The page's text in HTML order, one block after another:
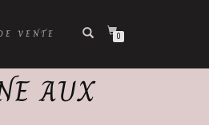
VENTE 0
AUX